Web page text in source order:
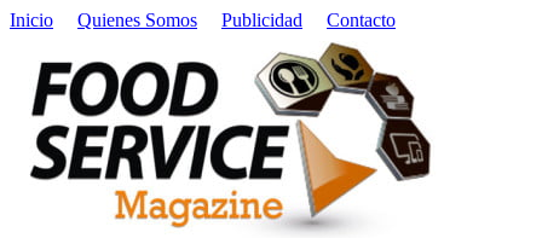
Inicio Quienes Somos Publicidad Contacto